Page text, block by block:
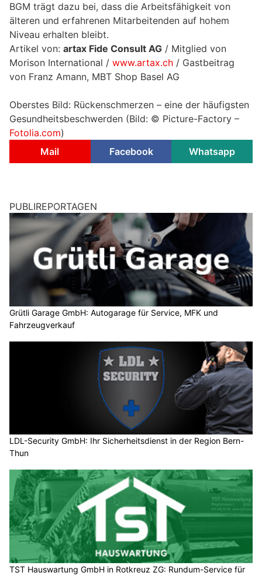
BGM trägt dazu bei, dass die Arbeitsfähigkeit von
älteren und erfahrenen Mitarbeitenden auf hohem
Niveau erhalten bleibt.
Artikel von: artax Fide Consult AG / Mitglied von
Morison International / www.artax.ch / Gastbeitrag
von Franz Amann, MBT Shop Basel AG
Oberstes Bild: Rückenschmerzen – eine der häufigsten
Gesundheitsbeschwerden (Bild: © Picture-Factory –
Fotolia.com)
Mail
Facebook Whatsapp
PUBLIREPORTAGEN
Grütli Garage GmbH: Autogarage für Service, MFK und
Fahrzeugverkauf
LDL-Security GmbH: Ihr Sicherheitsdienst in der Region Bern-
Thun
TST Hauswartung GmbH in Rotkreuz ZG: Rundum-Service für